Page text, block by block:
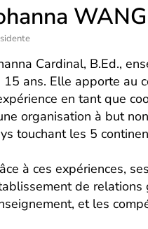
Cardinal, B.Ed.,
15 ans. Elle apporte au
en tant que
organisation à but
touchant les 5
à ces expériences,
de
et les